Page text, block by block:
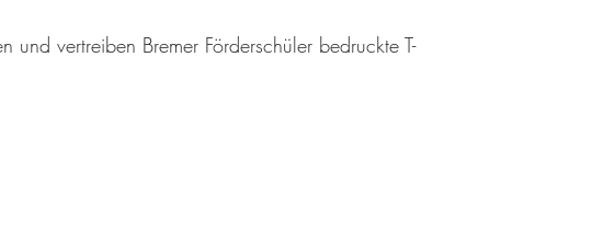
und vertreiben Bremer Förderschüler bedruckte T-